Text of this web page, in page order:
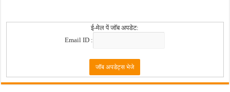
ई-मेल पें जॉब अपडेट:
Email ID :